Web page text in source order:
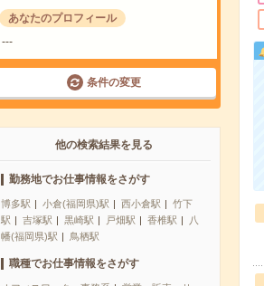
あなたのプロフィール
---
条件の変更
他の検索結果を見る
勤務地でお仕事情報をさがす
博多駅 小倉(福岡県)駅 西小倉駅
竹下
駅
吉塚駅 黒崎駅 戸畑駅 香椎駅
八
幡(福岡県)駅
鳥栖駅
職種でお仕事情報をさがす